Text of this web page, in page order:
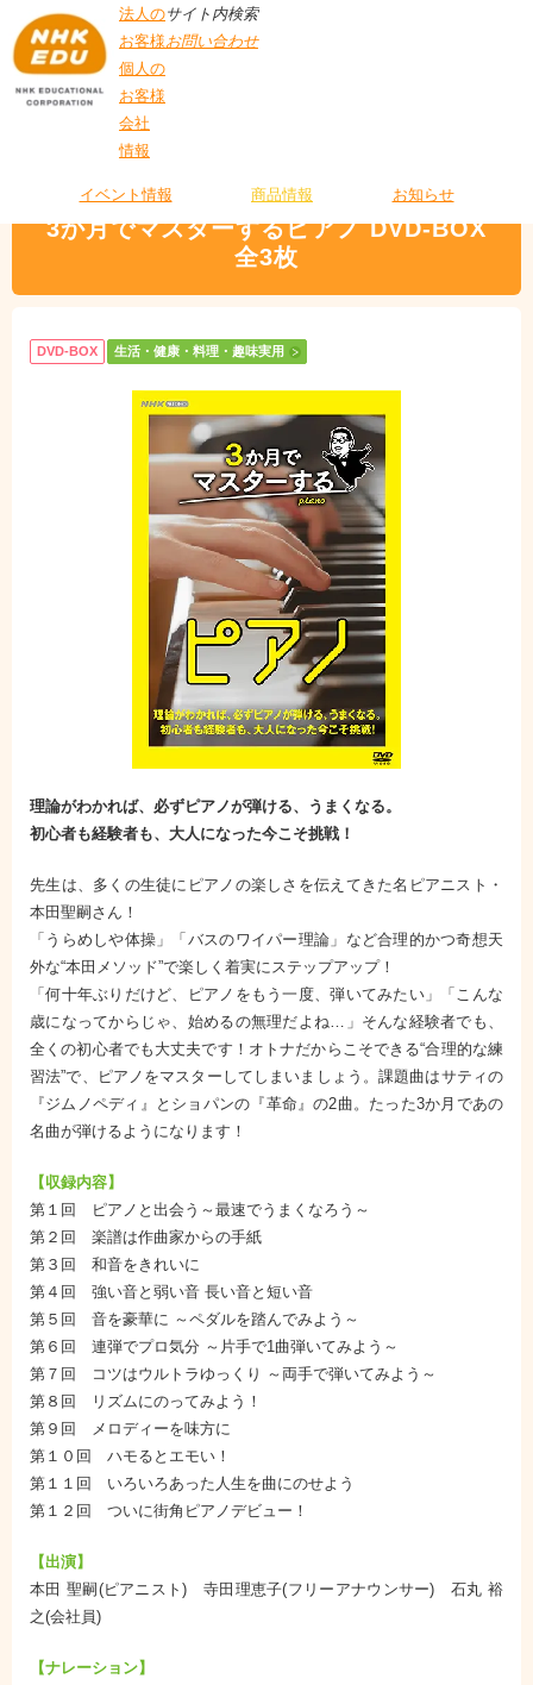
法人の
お客様
個人の
お客様
会社
情報
サイト内検索
お問い合わせ
イベント情報 商品情報 お知らせ
3か月でマスターするピアノ DVD-BOX
全3枚
DVD-BOX 生活・健康・料理・趣味実用
理論がわかれば、必ずピアノが弾ける、うまくなる。
初心者も経験者も、大人になった今こそ挑戦！
先生は、多くの生徒にピアノの楽しさを伝えてきた名ピアニスト・
本田聖嗣さん！
「うらめしや体操」「バスのワイパー理論」など合理的かつ奇想天
外な“本田メソッド”で楽しく着実にステップアップ！
「何十年ぶりだけど、ピアノをもう一度、弾いてみたい」「こんな
歳になってからじゃ、始めるの無理だよね…」そんな経験者でも、
全くの初心者でも大丈夫です！オトナだからこそできる“合理的な練
習法”で、ピアノをマスターしてしまいましょう。課題曲はサティの
『ジムノペディ』とショパンの『革命』の2曲。たった3か月であの
名曲が弾けるようになります！
【収録内容】
第１回 ピアノと出会う～最速でうまくなろう～
第２回 楽譜は作曲家からの手紙
第３回 和音をきれいに
第４回 強い音と弱い音 長い音と短い音
第５回 音を豪華に ～ペダルを踏んでみよう～
第６回 連弾でプロ気分 ～片手で1曲弾いてみよう～
第７回 コツはウルトラゆっくり ～両手で弾いてみよう～
第８回 リズムにのってみよう！
第９回 メロディーを味方に
第１０回 ハモるとエモい！
第１１回 いろいろあった人生を曲にのせよう
第１２回 ついに街角ピアノデビュー！
【出演】
本田 聖嗣(ピアニスト) 寺田理恵子(フリーアナウンサー) 石丸 裕
之(会社員)
【ナレーション】